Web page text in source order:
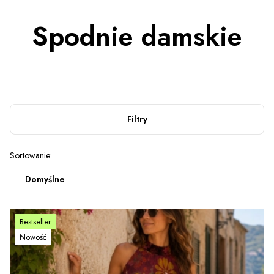
Spodnie damskie
Filtry
Lista produktów
Sortowanie:
Domyślne
Bestseller
Nowość